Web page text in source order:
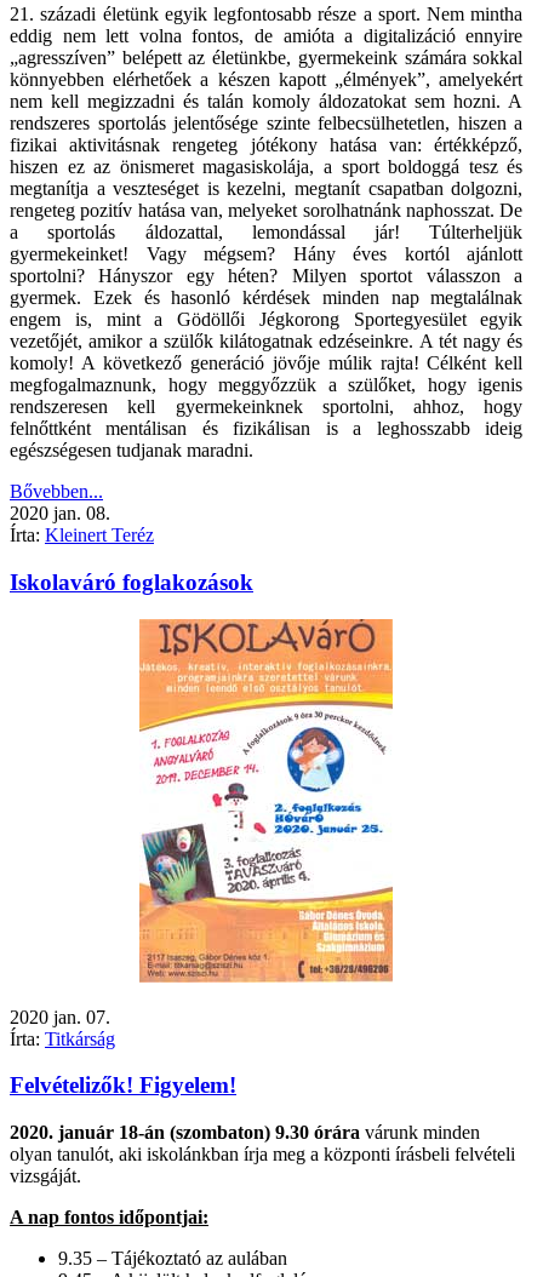
21. századi életünk egyik legfontosabb része a sport. Nem mintha
eddig nem lett volna fontos, de amióta a digitalizáció ennyire
„agresszíven” belépett az életünkbe, gyermekeink számára sokkal
könnyebben elérhetőek a készen kapott „élmények”, amelyekért
nem kell megizzadni és talán komoly áldozatokat sem hozni. A
rendszeres sportolás jelentősége szinte felbecsülhetetlen, hiszen a
fizikai aktivitásnak rengeteg jótékony hatása van: értékképző,
hiszen ez az önismeret magasiskolája, a sport boldoggá tesz és
megtanítja a veszteséget is kezelni, megtanít csapatban dolgozni,
rengeteg pozitív hatása van, melyeket sorolhatnánk naphosszat. De
a sportolás áldozattal, lemondással jár! Túlterheljük
gyermekeinket! Vagy mégsem? Hány éves kortól ajánlott
sportolni? Hányszor egy héten? Milyen sportot válasszon a
gyermek. Ezek és hasonló kérdések minden nap megtalálnak
engem is, mint a Gödöllői Jégkorong Sportegyesület egyik
vezetőjét, amikor a szülők kilátogatnak edzéseinkre. A tét nagy és
komoly! A következő generáció jövője múlik rajta! Célként kell
megfogalmaznunk, hogy meggyőzzük a szülőket, hogy igenis
rendszeresen kell gyermekeinknek sportolni, ahhoz, hogy
felnőttként mentálisan és fizikálisan is a leghosszabb ideig
egészségesen tudjanak maradni.
Bővebben...
2020 jan. 08.
Írta: Kleinert Teréz
Iskolaváró foglakozások
2020 jan. 07.
Írta: Titkárság
Felvételizők! Figyelem!
2020. január 18-án (szombaton) 9.30 órára várunk minden
olyan tanulót, aki iskolánkban írja meg a központi írásbeli felvételi
vizsgáját.
A nap fontos időpontjai:
9.35 – Tájékoztató az aulában